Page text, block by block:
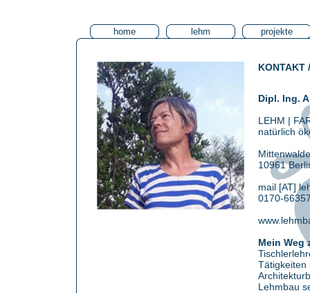
KONTAKT
Dipl. Ing.
LEHM |
natürlich
10961
mail [AT]
0170-
Mein Weg
Tätigkeiten
Lehmbau
home lehm projekte